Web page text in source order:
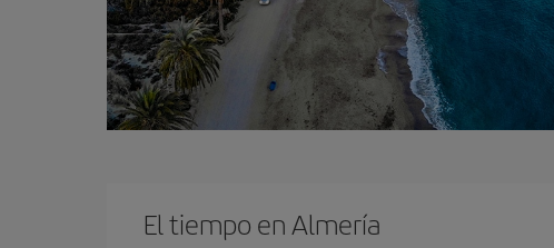
El tiempo en Almería